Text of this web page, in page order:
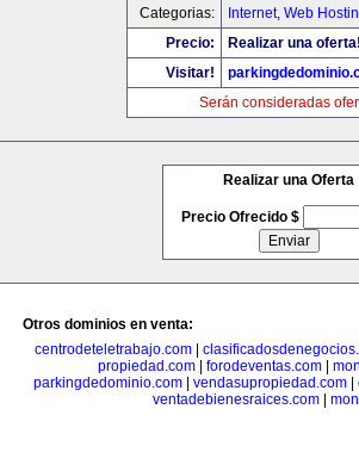
Categorias:
Internet, Web
Precio:
Realizar una
Visitar!
Serán consideradas
Realizar una Oferta
Precio Ofrecido $
Otros dominios en venta:
centrodeteletrabajo.com
propiedad.com
forodeventas.com
parkingdedominio.com| vendasupropiedad.com|
ventadebienesraices.com